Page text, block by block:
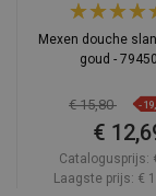
Mexen douche
goud -
€ 15,80 -
€
Catalogusprijs:
Laagste prijs: €